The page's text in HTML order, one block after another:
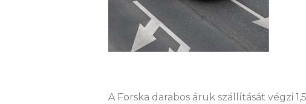
A Forska darabos áruk szállítását végzi